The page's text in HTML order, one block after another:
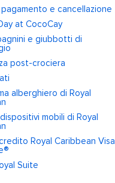
e cancellazione
at CocoCay
e giubbotti di
post-crociera
alberghiero di Royal
mobili di Royal
Royal Caribbean Visa
Suite